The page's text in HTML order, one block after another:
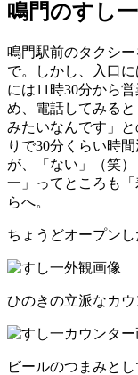
鳴門のすし
鳴門駅前のタクシ
で。しかし、入口
には11時30分から
め、電話してみる
みたいなんです」
りで30分くらい時
が、「ない」（笑
一」ってところも
らへ。
ちょうどオープンし
ひのきの立派なカウ
ビールのつまみと